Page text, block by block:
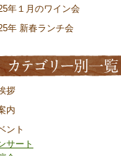
年１月のワイン会
年 新春ランチ会
拶
内
ント
サート